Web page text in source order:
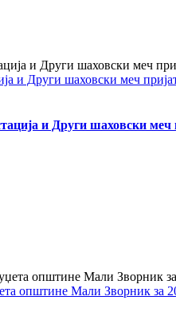
и Други шаховски меч
и Други шаховски
општине Мали Зворник за